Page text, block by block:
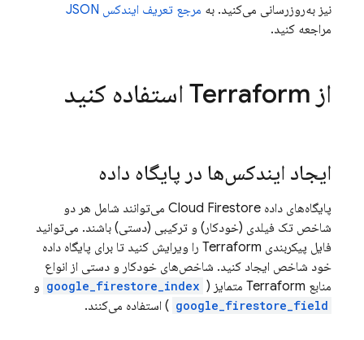
نیز به‌روزرسانی می‌کنید. به مرجع تعریف ایندکس JSON
مراجعه کنید.
از Terraform استفاده کنید
ایجاد ایندکس‌ها در پایگاه داده
پایگاه‌های داده Cloud Firestore می‌توانند شامل هر دو
شاخص تک فیلدی (خودکار) و ترکیبی (دستی) باشند. می‌توانید
فایل پیکربندی Terraform را ویرایش کنید تا برای پایگاه داده
خود شاخص ایجاد کنید. شاخص‌های خودکار و دستی از انواع
منابع Terraform متمایز (
google_firestore_index و
google_firestore_field ) استفاده می‌کنند.